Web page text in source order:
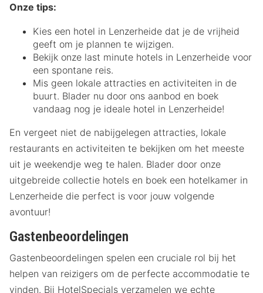
Onze tips:
Kies een hotel in Lenzerheide dat je de vrijheid
geeft om je plannen te wijzigen.
Bekijk onze last minute hotels in Lenzerheide voor
een spontane reis.
Mis geen lokale attracties en activiteiten in de
buurt. Blader nu door ons aanbod en boek
vandaag nog je ideale hotel in Lenzerheide!
En vergeet niet de nabijgelegen attracties, lokale
restaurants en activiteiten te bekijken om het meeste
uit je weekendje weg te halen. Blader door onze
uitgebreide collectie hotels en boek een hotelkamer in
Lenzerheide die perfect is voor jouw volgende
avontuur!
Gastenbeoordelingen
Gastenbeoordelingen spelen een cruciale rol bij het
helpen van reizigers om de perfecte accommodatie te
vinden. Bij HotelSpecials verzamelen we echte